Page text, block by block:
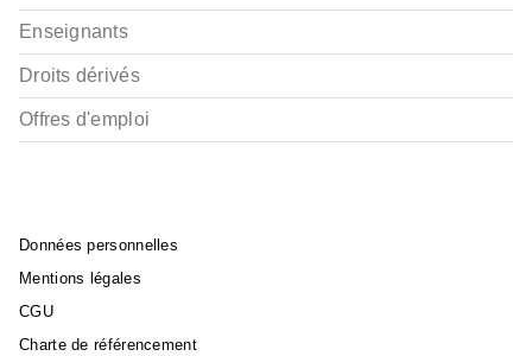
Enseignants
Droits dérivés
Offres d'emploi
Données personnelles
Mentions légales
CGU
Charte de référencement